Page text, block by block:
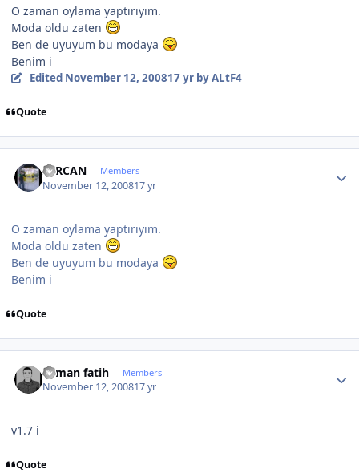
O zaman oylama yaptırıyım.
Moda oldu zaten
Ben de uyuyum bu modaya
Benim i
Edited November 12, 200817 yrby ALtF4
Quote
SERCAN Members
November 12, 200817 yr
O zaman oylama yaptırıyım.
Moda oldu zaten
Ben de uyuyum bu modaya
Benim i
Quote
osman fatih Members
November 12, 200817 yr
v1.7 i
Quote